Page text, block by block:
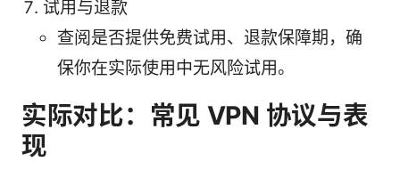
试用与退款
查阅是否提供免费试用、退款保障期，确
保你在实际使用中无风险试用。
实际对比：常见 VPN 协议与表
现